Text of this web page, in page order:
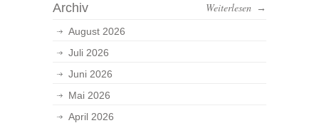
Weiterlesen →
Archiv
August 2026
Juli 2026
Juni 2026
Mai 2026
April 2026